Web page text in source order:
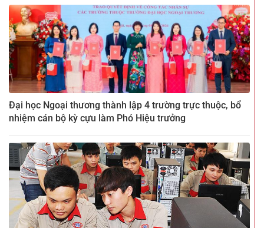
Đại học Ngoại thương thành lập 4 trường trực thuộc, bổ
nhiệm cán bộ kỳ cựu làm Phó Hiệu trưởng